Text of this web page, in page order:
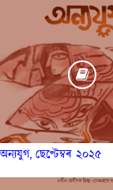
অন্যযুগ, ছেপ্টেম্বৰ ২০২৫